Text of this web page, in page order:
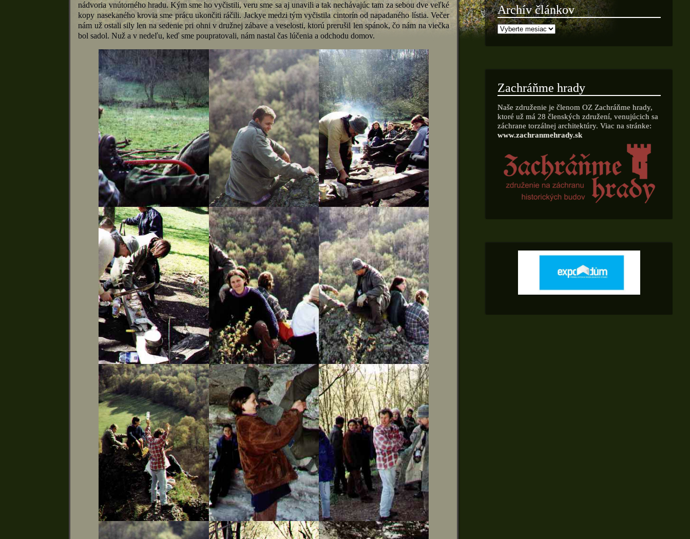
nádvoria vnútorného hradu. Kým sme ho vyčistili, veru sme sa aj unavili a tak nechávajúc tam za sebou dve veľké
kopy nasekaného krovia sme prácu ukončiti ráčili. Jackye medzi tým vyčistila cintorín od napadaného lístia. Večer
nám už ostali sily len na sedenie pri ohni v družnej zábave a veselosti, ktorú prerušil len spánok, čo nám na viečka
bol sadol. Nuž a v nedeľu, keď sme poupratovali, nám nastal čas lúčenia a odchodu domov.
Archív článkov
Zachráňme hrady
Naše združenie je členom OZ Zachráňme hrady,
ktoré už má 28 členských združení, venujúcich sa
záchrane torzálnej architektúry. Viac na stránke:
www.zachranmehrady.sk